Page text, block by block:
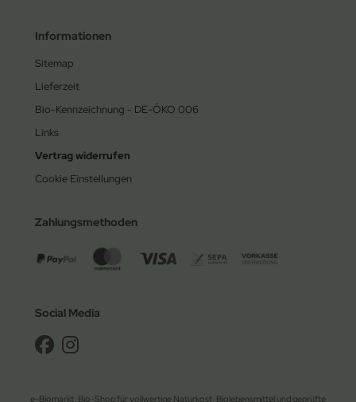
Informationen
Sitemap
Lieferzeit
Bio-Kennzeichnung - DE-ÖKO 006
Links
Vertrag widerrufen
Cookie Einstellungen
Zahlungsmethoden
Social Media
e-Biomarkt, Bio-Shop für vollwertige Naturkost, Biolebensmittel und geprüfte